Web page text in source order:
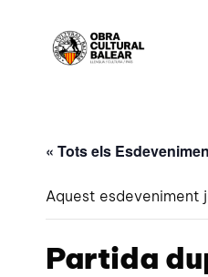
« Tots els
Aquest esdeveniment
Partida